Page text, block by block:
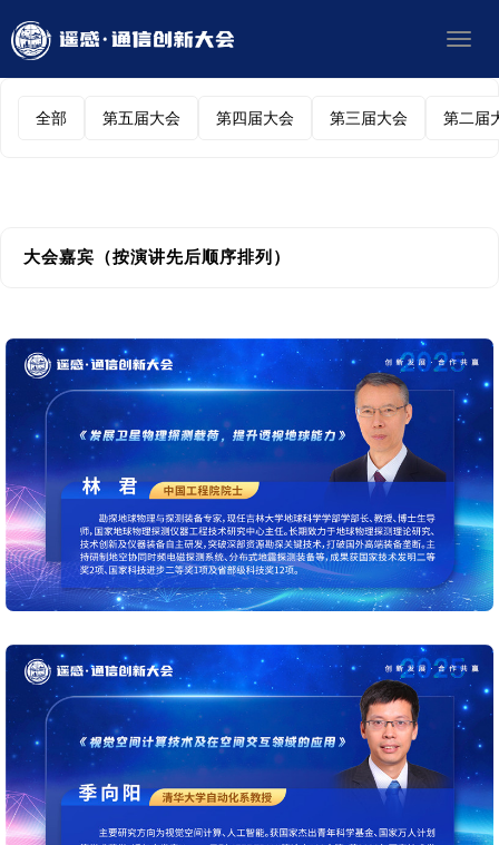
全部 第五届大会 第四届大会 第三届大会 第二届
大会嘉宾（按演讲先后顺序排列）